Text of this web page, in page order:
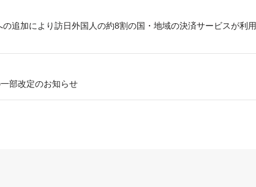
追加により訪日外国人の約8割の国・地域の決済サービスが利用
部改定のお知らせ